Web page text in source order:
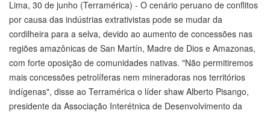
Lima, 30 de junho (Terramérica) - O cenário peruano de conflitos
por causa das indústrias extrativistas pode se mudar da
cordilheira para a selva, devido ao aumento de concessões nas
regiões amazônicas de San Martín, Madre de Dios e Amazonas,
com forte oposição de comunidades nativas. "Não permitiremos
mais concessões petrolíferas nem mineradoras nos territórios
indígenas", disse ao Terramérica o líder shaw Alberto Pisango,
presidente da Associação Interétnica de Desenvolvimento da